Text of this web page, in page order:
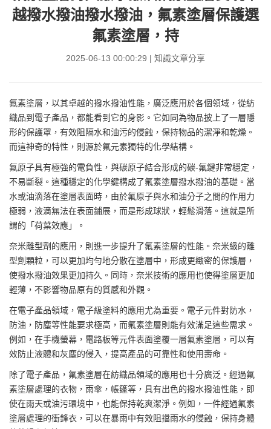
越撥水撥油撥水撥油，氟素塗層保護選
氟素塗層，持
2025-06-13 00:00:29 | 知識文章分享
氟素塗層 ，以其卓越的撥水撥油性能，廣泛應用於各個領域，從紡
織品到電子產品，都能看到它的身影。它如同為物品披上了一層隱
形的保護罩，有效阻隔水和油污的侵蝕，保持物品的潔淨和乾燥。
而這神奇的特性，則源於氟元素獨特的化學結構。
氟原子具有極強的電負性，與碳原子結合形成的碳-氟鍵非常穩定，
不易斷裂。這種穩定的化學鍵構成了氟素塗層撥水撥油的基礎。當
水或油滴落在塗層表面時，由於氟原子與水和油分子之間的作用力
極弱，液滴無法在表面鋪展，而是形成球狀，輕鬆滑落。這就是所
謂的「荷葉效應」。
奈米離型劑 的應用，則進一步提升了氟素塗層的性能。奈米級的離
型劑顆粒，可以更加均勻地分散在塗層中，形成更緻密的保護層，
使撥水撥油效果更加持久。同時，奈米技術的應用也使得塗層更加
輕薄，不影響物品原有的質感和外觀。
在電子產品領域，電子級塗料的應用尤為重要。電子元件對防水，
防油，防塵等性能要求極高，而氟素塗層則能有效滿足這些需求。
例如，在手機螢幕，電路板等元件表面塗覆一層氟素塗層，可以有
效防止液體和灰塵的侵入，提高產品的可靠性和使用壽命。
除了電子產品，氟素塗層在紡織品領域的應用也十分廣泛。經過氟
素塗層處理的衣物，雨傘，帳篷等，具有出色的撥水撥油性能，即
使在雨天或油污環境中，也能保持乾爽潔淨。例如，一件經過氟素
塗層處理的衝鋒衣，可以在暴雨中有效阻擋雨水的侵蝕，保持身體